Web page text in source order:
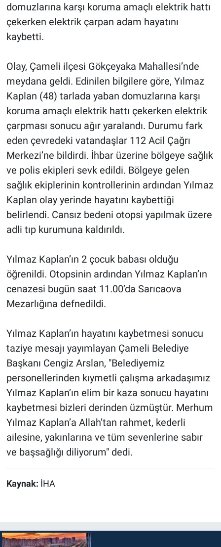
domuzlarına karşı koruma amaçlı elektrik hattı
çekerken elektrik çarpan adam hayatını
kaybetti.
Olay, Çameli ilçesi Gökçeyaka Mahallesi’nde
meydana geldi. Edinilen bilgilere göre, Yılmaz
Kaplan (48) tarlada yaban domuzlarına karşı
koruma amaçlı elektrik hattı çekerken elektrik
çarpması sonucu ağır yaralandı. Durumu fark
eden çevredeki vatandaşlar 112 Acil Çağrı
Merkezi’ne bildirdi. İhbar üzerine bölgeye sağlık
ve polis ekipleri sevk edildi. Bölgeye gelen
sağlık ekiplerinin kontrollerinin ardından Yılmaz
Kaplan olay yerinde hayatını kaybettiği
belirlendi. Cansız bedeni otopsi yapılmak üzere
adli tıp kurumuna kaldırıldı.
Yılmaz Kaplan’ın 2 çocuk babası olduğu
öğrenildi. Otopsinin ardından Yılmaz Kaplan’ın
cenazesi bugün saat 11.00’da Sarıcaova
Mezarlığına defnedildi.
Yılmaz Kaplan’ın hayatını kaybetmesi sonucu
taziye mesajı yayımlayan Çameli Belediye
Başkanı Cengiz Arslan, "Belediyemiz
personellerinden kıymetli çalışma arkadaşımız
Yılmaz Kaplan’ın elim bir kaza sonucu hayatını
kaybetmesi bizleri derinden üzmüştür. Merhum
Yılmaz Kaplan’a Allah’tan rahmet, kederli
ailesine, yakınlarına ve tüm sevenlerine sabır
ve başsağlığı diliyorum" dedi.
Kaynak: İHA